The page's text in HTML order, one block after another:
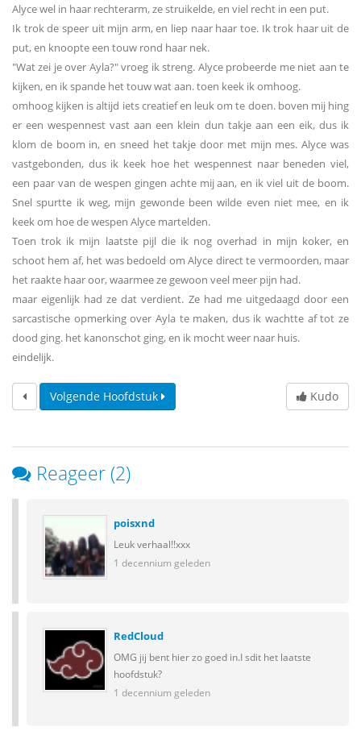
Alyce wel in haar rechterarm, ze struikelde, en viel recht in een put.
Ik trok de speer uit mijn arm, en liep naar haar toe. Ik trok haar uit de
put, en knoopte een touw rond haar nek.
"Wat zei je over Ayla?" vroeg ik streng. Alyce probeerde me niet aan te
kijken, en ik spande het touw wat aan. toen keek ik omhoog.
omhoog kijken is altijd iets creatief en leuk om te doen. boven mij hing
er een wespennest vast aan een klein dun takje aan een eik, dus ik
klom de boom in, en sneed het takje door met mijn mes. Alyce was
vastgebonden, dus ik keek hoe het wespennest naar beneden viel,
een paar van de wespen gingen achte mij aan, en ik viel uit de boom.
Snel spurtte ik weg, mijn gewonde been wilde even niet mee, en ik
keek om hoe de wespen Alyce martelden.
Toen trok ik mijn laatste pijl die ik nog overhad in mijn koker, en
schoot hem af, het was bedoeld om Alyce direct te vermoorden, maar
het raakte haar oor, waarmee ze gewoon veel meer pijn had.
maar eigenlijk had ze dat verdient. Ze had me uitgedaagd door een
sarcastische opmerking over Ayla te maken, dus ik wachtte af tot ze
dood ging. het kanonschot ging, en ik mocht weer naar huis.
eindelijk.
Kudo
Volgende Hoofdstuk
Reageer (2)
poisxnd
Leuk verhaal!!xxx
1 decennium geleden
RedCloud
OMG jij bent hier zo goed in.I sdit het laatste
hoofdstuk?
1 decennium geleden